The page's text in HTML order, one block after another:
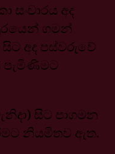
සංචාරය අද
ගමන්
අද පස්වරුවේ
පැමිණිමට
සිට පාගමන
නියමිතව ඇත.